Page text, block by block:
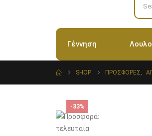
Γέννηση
SHOP ΠΡΟΣΦΟΡΈΣ,
-33%